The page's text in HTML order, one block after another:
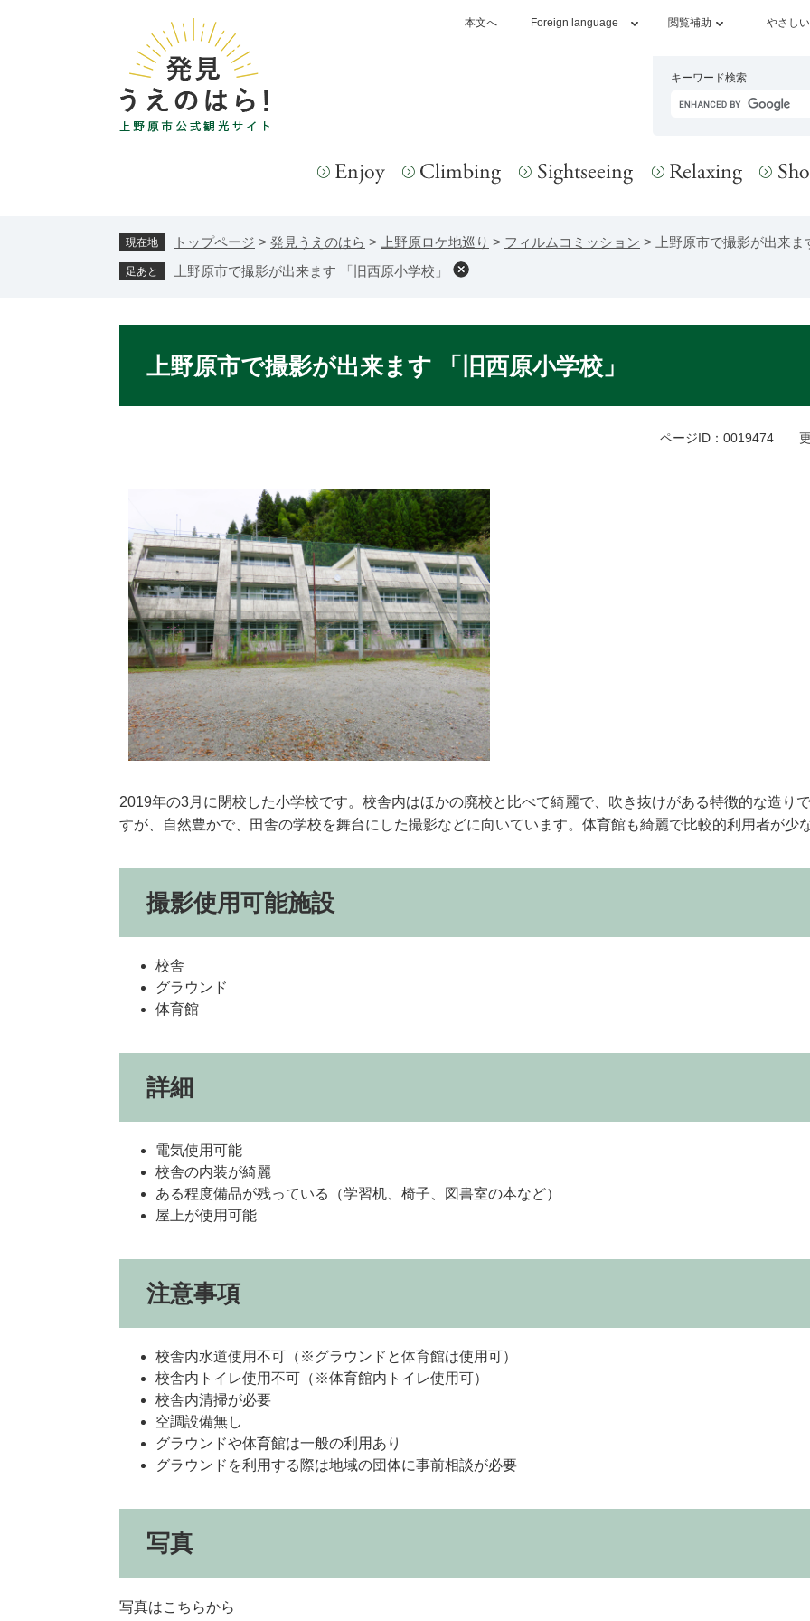
本文へ Foreign language 閲覧補助 やさし
キーワード検索
現在地 トップページ > 発見うえのはら > 上野原ロケ地巡り > フィルムコミッション > 上野原市で撮影が出来
足あと 上野原市で撮影が出来ます 「旧西原小学校」
上野原市で撮影が出来ます 「旧西原小学校」
ページID：0019474
2019年の3月に閉校した小学校です。校舎内はほかの廃校と比べて綺麗で、吹き抜けがある特徴的な造り
すが、自然豊かで、田舎の学校を舞台にした撮影などに向いています。体育館も綺麗で比較的利用者が少
撮影使用可能施
校舎
グラウンド
体育館
詳細
電気使用可能
校舎の内装が綺麗
ある程度備品が残っている（学習机、椅子、図書室の本など）
屋上が使用可能
注意事項
校舎内水道使用不可（※グラウンドと体育館は使用可）
校舎内トイレ使用不可（※体育館内トイレ使用可）
校舎内清掃が必要
空調設備無し
グラウンドや体育館は一般の利用あり
グラウンドを利用する際は地域の団体に事前相談が必要
写
写真はこちらから